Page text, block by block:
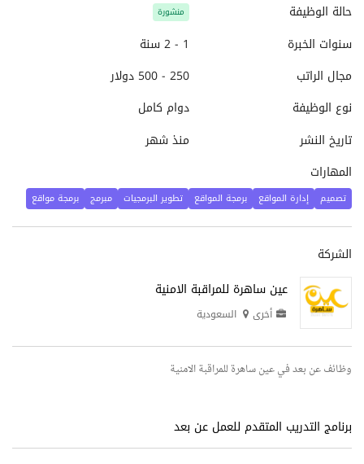
حالة الوظيفة منشورة
سنوات الخبرة
1 - 2 سنة
مجال الراتب
250 - 500 دولار
نوع الوظيفة
دوام كامل
تاريخ النشر
منذ شهر
المهارات
تصميم إدارة المواقع برمجة المواقع تطوير البرمجيات مبرمج برمجة مواقع
الشركة
عين ساهرة للمراقبة الامنية
أخرى السعودية
وظائف عن بعد في عين ساهرة للمراقبة الامنية
برنامج التدريب المتقدم للعمل عن بعد